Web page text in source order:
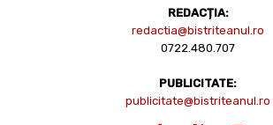
REDACȚIA:
redactia@bistriteanul.ro
0722.480.707
PUBLICITATE:
publicitate@bistriteanul.ro